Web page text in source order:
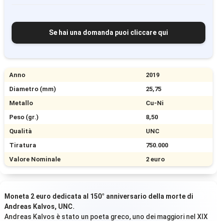
Se hai una domanda puoi cliccare qui
Anno
2019
Diametro (mm)
25,75
Metallo
Cu-Ni
Peso (gr.)
8,50
Qualità
UNC
Tiratura
750.000
Valore Nominale
2 euro
Moneta 2 euro dedicata al 150° anniversario della morte di
Andreas Kalvos, UNC.
Andreas Kalvos è stato un poeta greco, uno dei maggiori nel XIX